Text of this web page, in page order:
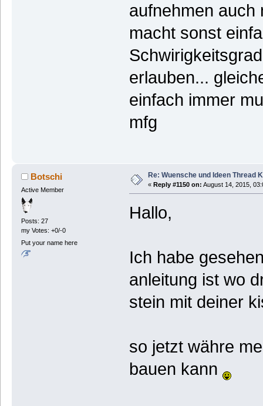
aufnehmen auch
macht sonst
erlauben...
einfach immer
mfg
Botschi
Active Member
Posts: 27
my Votes: +0/-0
Put your name here
Re: Wuensche und Ideen Thread
« Reply #1150 on: August 14, 2015,
Hallo,
Ich habe
anleitung ist wo
stein mit deiner
so jetzt währe
bauen kann